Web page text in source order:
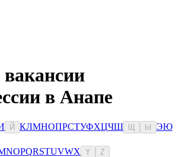
в Анапе
Й КЛМНОПРСТУФХЦЧШ Ы ЭЮ
NOPQRSTUVWX Y Z